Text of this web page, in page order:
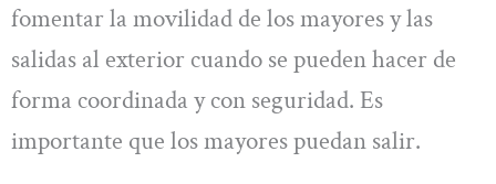
fomentar la movilidad de los mayores y las
salidas al exterior cuando se pueden hacer de
forma coordinada y con seguridad. Es
importante que los mayores puedan salir.